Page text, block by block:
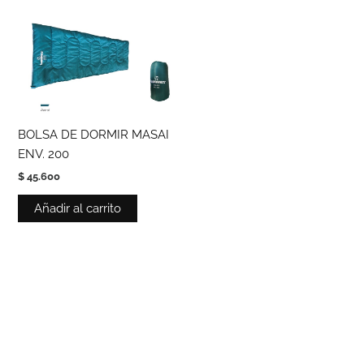
BOLSA DE DORMIR MASAI
ENV. 200
$ 45.600
Añadir al carrito